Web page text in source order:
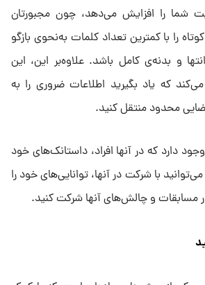
شما را افزایش می‌دهد، چون مجبورتان
را با کمترین تعداد کلمات به‌نحوی بازگو
و بدنه‌ی کامل باشد. علاوه‌بر این، این
که یاد بگیرید اطلاعات ضروری را به
محدود منتقل کنید.
دارد که در آنها افراد، داستانک‌های خود
با شرکت در آنها، توانایی‌های خود را
مسابقات و چالش‌های آنها شرکت کنید.